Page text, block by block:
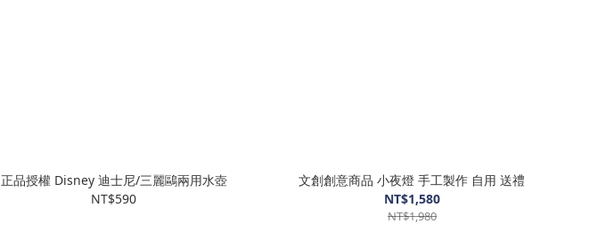
正品授權 Disney 迪士尼/三麗鷗兩用水壺
NT$590
文創創意商品 小夜燈 手工製作 自用 送禮
NT$1,580
NT$1,980